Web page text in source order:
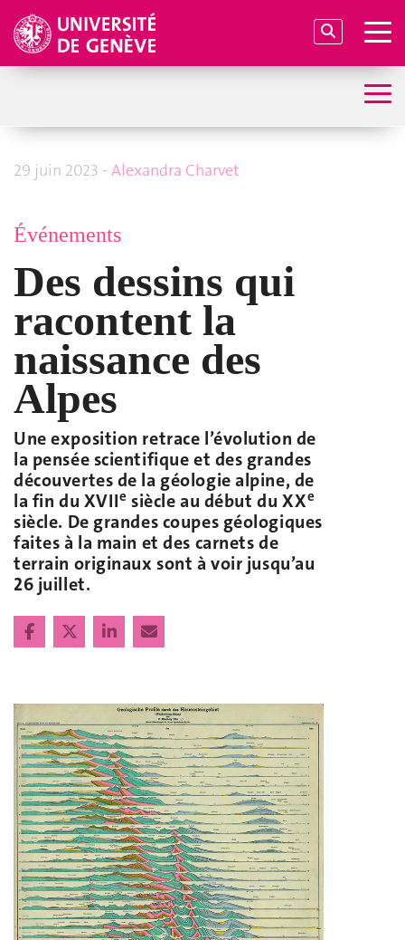
29 juin 2023 - Alexandra Charvet
Événements
Des dessins qui
racontent la
naissance des
Alpes
Une exposition retrace l’évolution de
la pensée scientifique et des grandes
découvertes de la géologie alpine, de
la fin du XVIIe siècle au début du XXe
siècle. De grandes coupes géologiques
faites à la main et des carnets de
terrain originaux sont à voir jusqu’au
26 juillet.